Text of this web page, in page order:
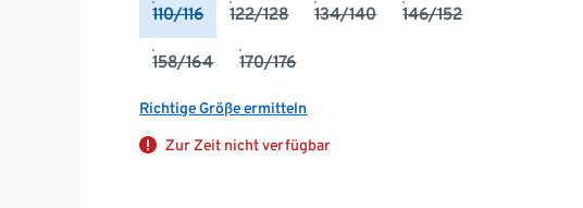
110/116 122/128 134/140 146/152
158/164 170/176
Richtige Größe ermitteln
Zur Zeit nicht verfügbar